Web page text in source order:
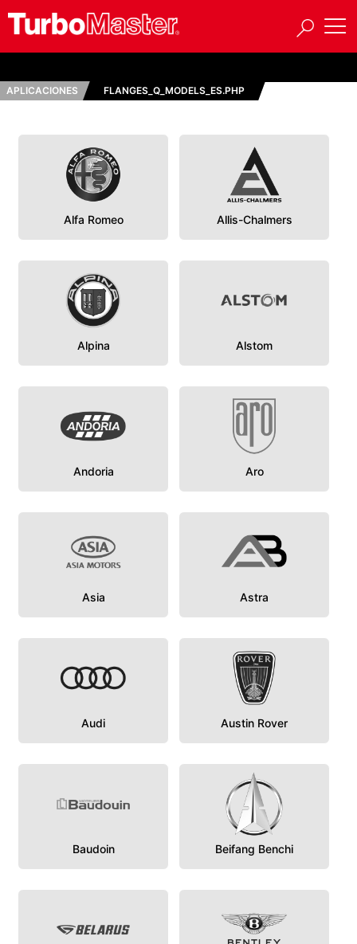
APLICACIONES FLANGES_Q_MODELS_ES.PHP
Alfa Romeo Allis-Chalmers
Alpina Alstom
Andoria Aro
Asia Astra
Audi Austin Rover
Baudoin Beifang Benchi